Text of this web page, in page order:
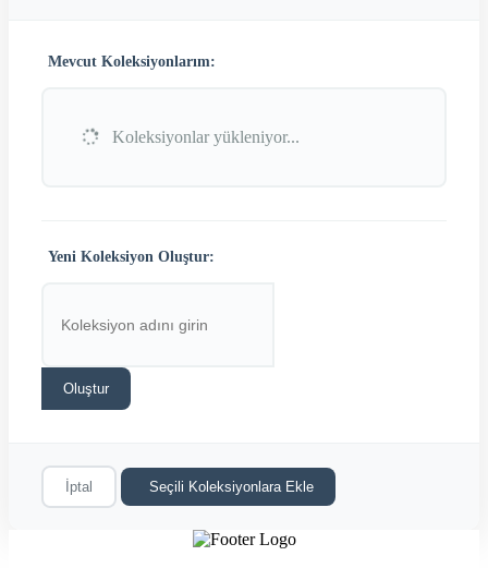
Mevcut Koleksiyonlarım:
Koleksiyonlar yükleniyor...
Yeni Koleksiyon Oluştur:
Oluştur
İptal Seçili Koleksiyonlara Ekle